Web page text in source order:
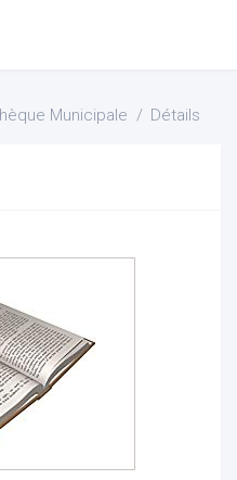
Municipale Détails